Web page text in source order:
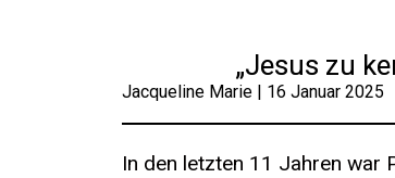
„Jesus zu
Jacqueline Marie | 16 Januar 2025
In den letzten 11 Jahren war